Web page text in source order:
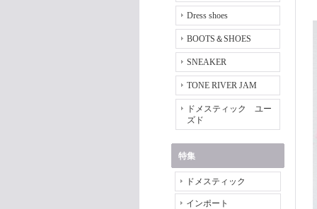
Dress shoes
BOOTS＆SHOES
SNEAKER
TONE RIVER JAM
ドメスティック ユー
ズド
特集
ドメスティック
インポート